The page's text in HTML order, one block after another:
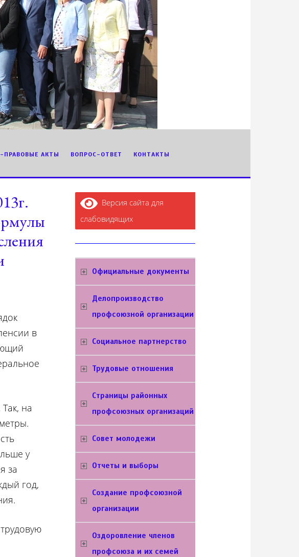
АКТЫ ВОПРОС-ОТВЕТ КОНТАКТЫ
в
на
у
за
год,
Версия сайта для
слабовидящих
Официальные документы
Делопроизводство
профсоюзной организации
Социальное партнерство
Трудовые отношения
Cтраницы районных
профсоюзных организаций
Совет молодежи
Отчеты и выборы
Создание профсоюзной
организации
Оздоровление членов
профсоюза и их семей